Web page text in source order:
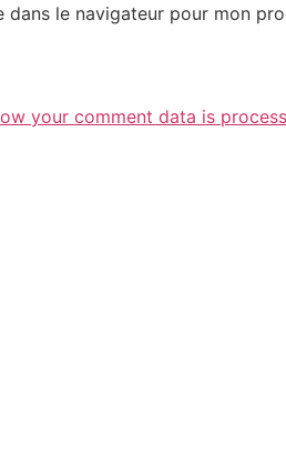
le navigateur pour mon
your comment data is